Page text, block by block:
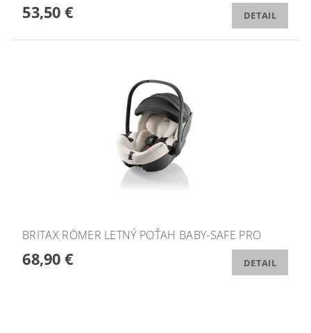
53,50 € DETAIL
BRITAX RÖMER LETNÝ POŤAH BABY-SAFE PRO
68,90 € DETAIL